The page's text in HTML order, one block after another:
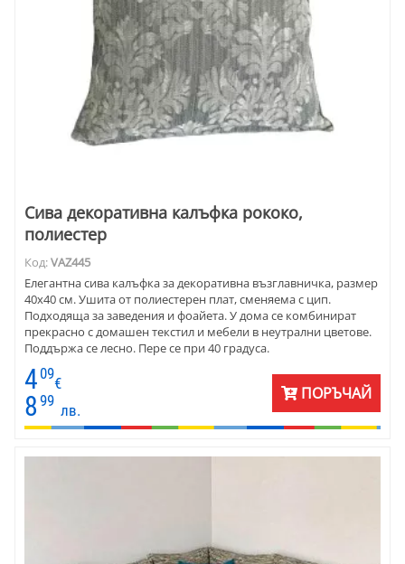
Сива декоративна калъфка рококо,
полиестер
Код:VAZ445
Елегантна сива калъфка за декоративна възглавничка, размер
40х40 см. Ушита от полиестерен плат, сменяема с цип.
Подходяща за заведения и фоайета. У дома се комбинират
прекрасно с домашен текстил и мебели в неутрални цветове.
Поддържа се лесно. Пере се при 40 градуса.
4 09
€
8 99
лв.
ПОРЪЧАЙ